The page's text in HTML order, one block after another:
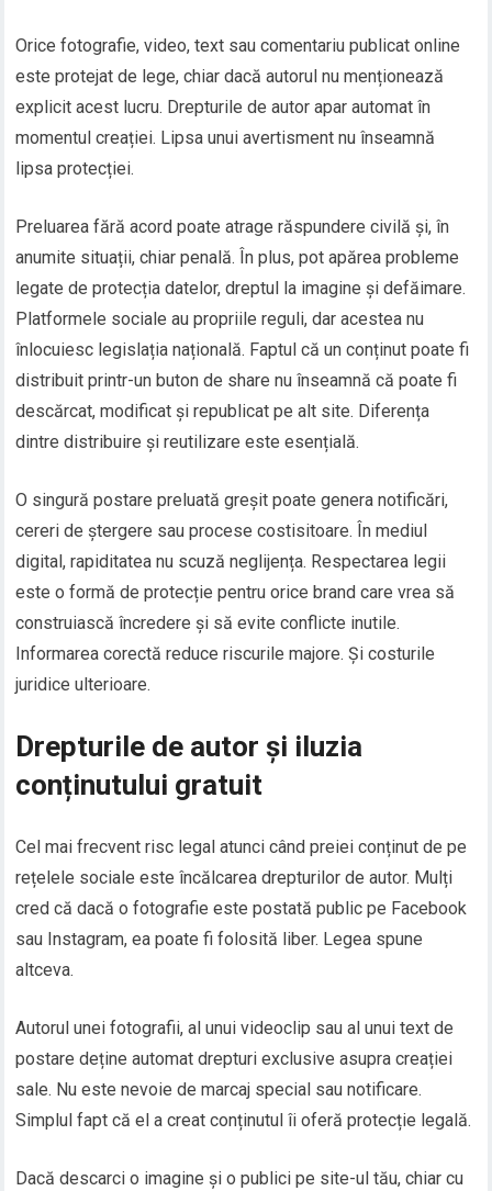
Orice fotografie, video, text sau comentariu publicat online
este protejat de lege, chiar dacă autorul nu menționează
explicit acest lucru. Drepturile de autor apar automat în
momentul creației. Lipsa unui avertisment nu înseamnă
lipsa protecției.
Preluarea fără acord poate atrage răspundere civilă și, în
anumite situații, chiar penală. În plus, pot apărea probleme
legate de protecția datelor, dreptul la imagine și defăimare.
Platformele sociale au propriile reguli, dar acestea nu
înlocuiesc legislația națională. Faptul că un conținut poate fi
distribuit printr-un buton de share nu înseamnă că poate fi
descărcat, modificat și republicat pe alt site. Diferența
dintre distribuire și reutilizare este esențială.
O singură postare preluată greșit poate genera notificări,
cereri de ștergere sau procese costisitoare. În mediul
digital, rapiditatea nu scuză neglijența. Respectarea legii
este o formă de protecție pentru orice brand care vrea să
construiască încredere și să evite conflicte inutile.
Informarea corectă reduce riscurile majore. Și costurile
juridice ulterioare.
Drepturile de autor și iluzia
conținutului gratuit
Cel mai frecvent risc legal atunci când preiei conținut de pe
rețelele sociale este încălcarea drepturilor de autor. Mulți
cred că dacă o fotografie este postată public pe Facebook
sau Instagram, ea poate fi folosită liber. Legea spune
altceva.
Autorul unei fotografii, al unui videoclip sau al unui text de
postare deține automat drepturi exclusive asupra creației
sale. Nu este nevoie de marcaj special sau notificare.
Simplul fapt că el a creat conținutul îi oferă protecție legală.
Dacă descarci o imagine și o publici pe site-ul tău, chiar cu